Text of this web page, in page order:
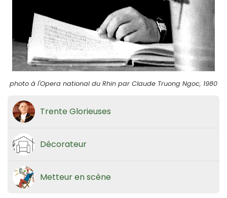
photo à l'Opera national du Rhin par Claude Truong Ngoc, 1980
Trente Glorieuses
Décorateur
Metteur en scène